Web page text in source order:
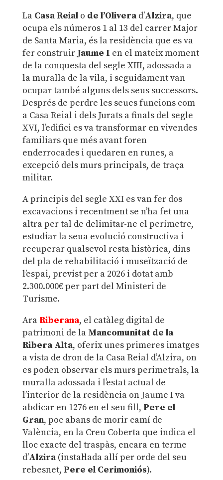
La Casa Reialo de l’Olivera d’Alzira, que
ocupa els números 1 al 13 del carrer Major
de Santa Maria, és la residència que es va
fer construir Jaume I en el mateix moment
de la conquesta del segle XIII, adossada a
la muralla de la vila, i seguidament van
ocupar també alguns dels seus successors.
Després de perdre les seues funcions com
a Casa Reial i dels Jurats a finals del segle
XVI, l’edifici es va transformar en vivendes
familiars que més avant foren
enderrocades i quedaren en runes, a
excepció dels murs principals, de traça
militar.
A principis del segle XXI es van fer dos
excavacions i recentment se n’ha fet una
altra per tal de delimitar-ne el perímetre,
estudiar la seua evolució constructiva i
recuperar qualsevol resta històrica, dins
del pla de rehabilitació i museïtzació de
l’espai, previst per a 2026 i dotat amb
2.300.000€ per part del Ministeri de
Turisme.
Ara Riberana, el catàleg digital de
patrimoni de la Mancomunitat de la
Ribera Alta, oferix unes primeres imatges
a vista de dron de la Casa Reial d’Alzira, on
es poden observar els murs perimetrals, la
muralla adossada i l’estat actual de
l’interior de la residència on Jaume I va
abdicar en 1276 en el seu fill, Pere el
Gran, poc abans de morir camí de
València, en la Creu Coberta que indica el
lloc exacte del traspàs, encara en terme
d’Alzira(instal·lada allí per orde del seu
rebesnet, Pere el Cerimoniós).